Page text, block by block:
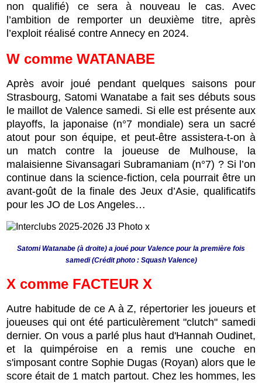
non qualifié) ce sera à nouveau le cas. Avec
l’ambition de remporter un deuxième titre, après
l’exploit réalisé contre Annecy en 2024.
W comme WATANABE
Après avoir joué pendant quelques saisons pour
Strasbourg, Satomi Wanatabe a fait ses débuts sous
le maillot de Valence samedi. Si elle est présente aux
playoffs, la japonaise (n°7 mondiale) sera un sacré
atout pour son équipe, et peut-être assistera-t-on à
un match contre la joueuse de Mulhouse, la
malaisienne Sivansagari Subramaniam (n°7) ? Si l’on
continue dans la science-fiction, cela pourrait être un
avant-goût de la finale des Jeux d’Asie, qualificatifs
pour les JO de Los Angeles…
Satomi Watanabe (à droite) a joué pour Valence pour la première fois
samedi (Crédit photo : Squash Valence)
X comme FACTEUR X
Autre habitude de ce A à Z, répertorier les joueurs et
joueuses qui ont été particulèrement "clutch" samedi
dernier. On vous a parlé plus haut d'Hannah Oudinet,
et la quimpéroise en a remis une couche en
s'imposant contre Sophie Dugas (Royan) alors que le
score était de 1 match partout. Chez les hommes, les